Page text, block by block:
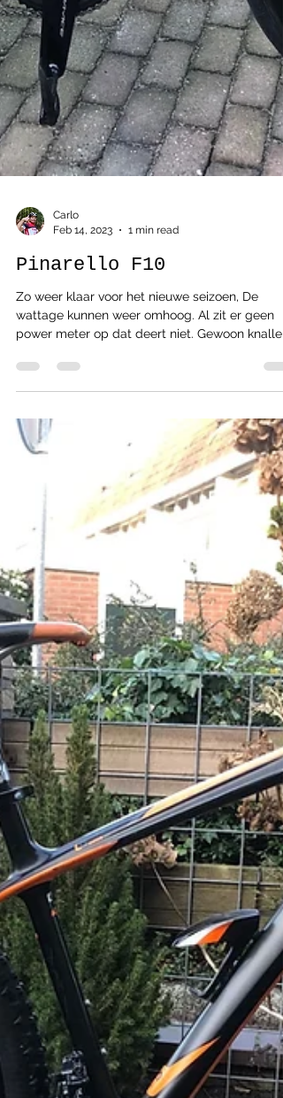
Carlo
Feb 14, 2023
1 min read
Pinarello F10
Zo weer klaar voor het nieuwe seizoen, De
,...